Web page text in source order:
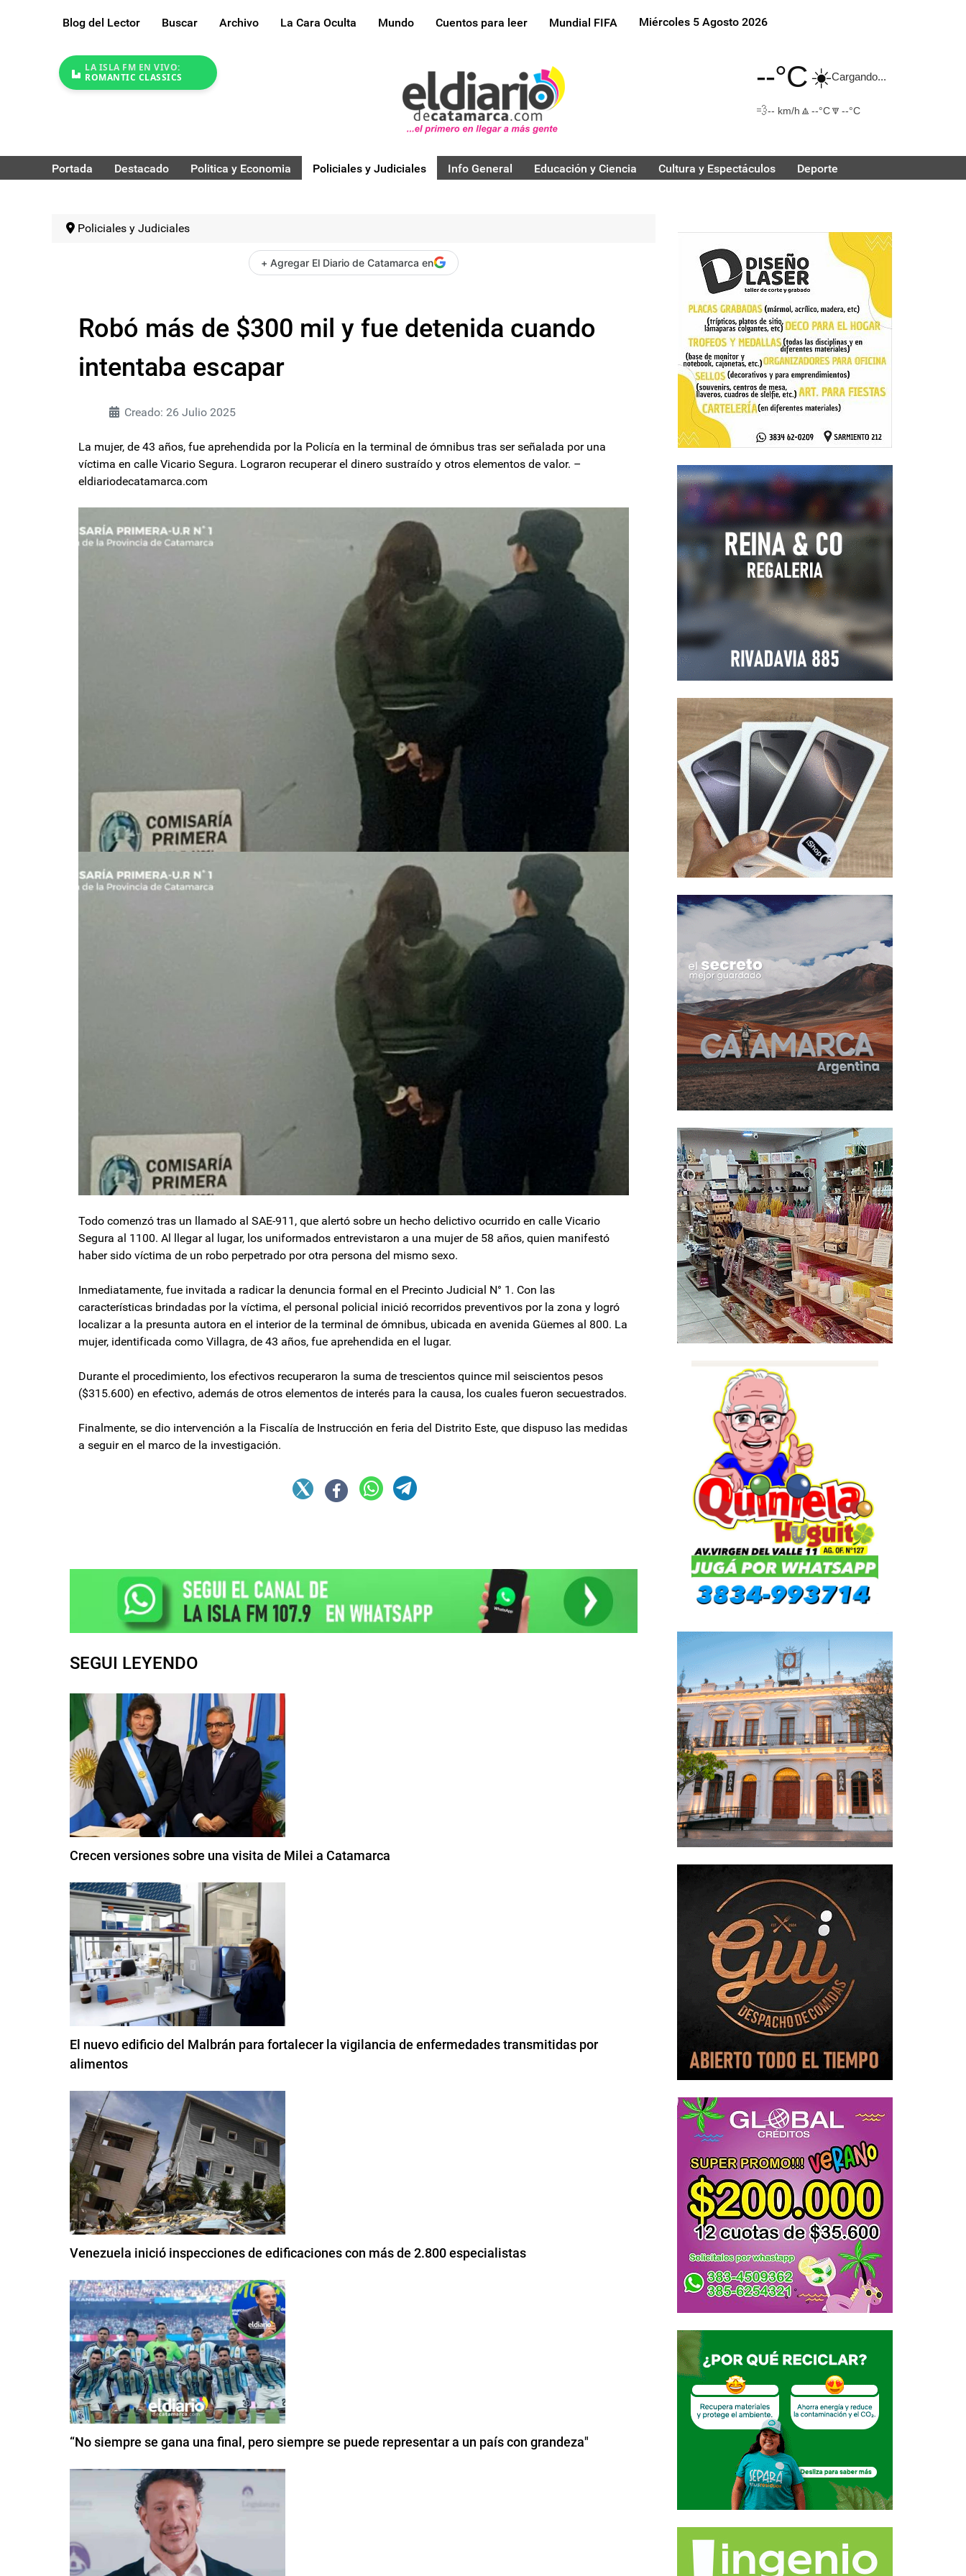
Blog del Lector Buscar Archivo La Cara Oculta Mundo Cuentos para leer Mundial FIFA Miércoles 5 Agosto 2026
LA ISLA FM EN VIVO:
ROMANTIC CLASSICS
--°C☀️Cargando...
💨-- km/h 🔼 --°C🔽 --°C
Portada Destacado Politica y Economia Policiales y Judiciales Info General Educación y Ciencia Cultura y Espectáculos Deporte
Policiales y Judiciales
+ Agregar El Diario de Catamarca en
Robó más de $300 mil y fue detenida cuando
intentaba escapar
Creado: 26 Julio 2025
La mujer, de 43 años, fue aprehendida por la Policía en la terminal de ómnibus tras ser señalada por una
víctima en calle Vicario Segura. Lograron recuperar el dinero sustraído y otros elementos de valor. –
eldiariodecatamarca.com
Todo comenzó tras un llamado al SAE-911, que alertó sobre un hecho delictivo ocurrido en calle Vicario
Segura al 1100. Al llegar al lugar, los uniformados entrevistaron a una mujer de 58 años, quien manifestó
haber sido víctima de un robo perpetrado por otra persona del mismo sexo.
Inmediatamente, fue invitada a radicar la denuncia formal en el Precinto Judicial N° 1. Con las
características brindadas por la víctima, el personal policial inició recorridos preventivos por la zona y logró
localizar a la presunta autora en el interior de la terminal de ómnibus, ubicada en avenida Güemes al 800. La
mujer, identificada como Villagra, de 43 años, fue aprehendida en el lugar.
Durante el procedimiento, los efectivos recuperaron la suma de trescientos quince mil seiscientos pesos
($315.600) en efectivo, además de otros elementos de interés para la causa, los cuales fueron secuestrados.
Finalmente, se dio intervención a la Fiscalía de Instrucción en feria del Distrito Este, que dispuso las medidas
a seguir en el marco de la investigación.
SEGUI LEYENDO
Crecen versiones sobre una visita de Milei a Catamarca
El nuevo edificio del Malbrán para fortalecer la vigilancia de enfermedades transmitidas por
alimentos
Venezuela inició inspecciones de edificaciones con más de 2.800 especialistas
“No siempre se gana una final, pero siempre se puede representar a un país con grandeza"